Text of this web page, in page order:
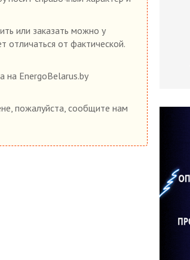
или заказать можно у
отличаться от фактической.
на EnergoBelarus.by
пожалуйста, сообщите нам